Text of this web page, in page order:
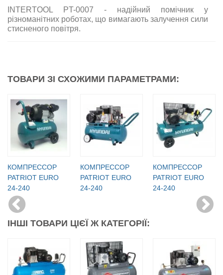
INTERTOOL PT-0007 - надійний помічник у
різноманітних роботах, що вимагають залучення сили
стисненого повітря.
ТОВАРИ ЗІ СХОЖИМИ ПАРАМЕТРАМИ:
КОМПРЕССОР
PATRIOT EURO
24-240
КОМПРЕССОР
PATRIOT EURO
24-240
КОМПРЕССОР
PATRIOT EURO
24-240
ІНШІ ТОВАРИ ЦІЄЇ Ж КАТЕГОРІЇ: